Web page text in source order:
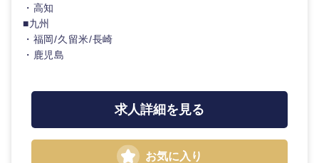
建設・施
工管理サービス
滋賀県
奈良県 和歌山県
・高知
■九州
・福岡/久留米/長崎
・鹿児島
求人詳細を見る
お気に入り